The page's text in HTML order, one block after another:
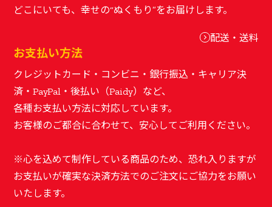
配送・送料
お支払い方法
クレジットカード・コンビニ・銀行振込・キャリア決
済・PayPal・後払い（Paidy）など、
各種お支払い方法に対応しています。
お客様のご都合に合わせて、安心してご利用ください。
※心を込めて制作している商品のため、恐れ入りますが
お支払いが確実な決済方法でのご注文にご協力をお願い
いたします。